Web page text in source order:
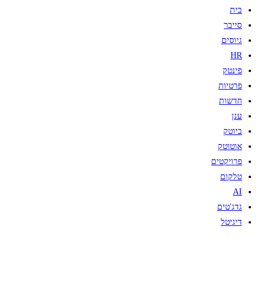
בית
סייבר
גיוסים
HR
פינטק
פרטיות
חדשות
ענן
ביוטק
אוטוטק
פרויקטים
טלקום
AI
גדג'טים
דיגיטל